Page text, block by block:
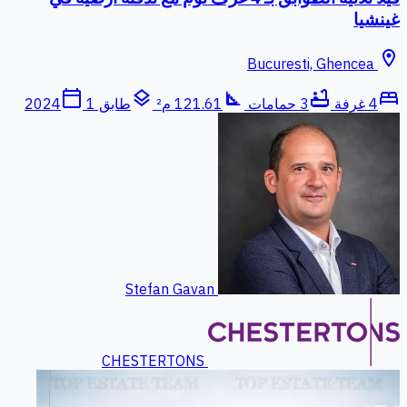
غينشيا
location_on
bed4 غرفة bathtub 3 حمامات square_foot 121.61 م² layers طابق 1 calendar_today
2024
Stefan Gavan
CHESTERTONS